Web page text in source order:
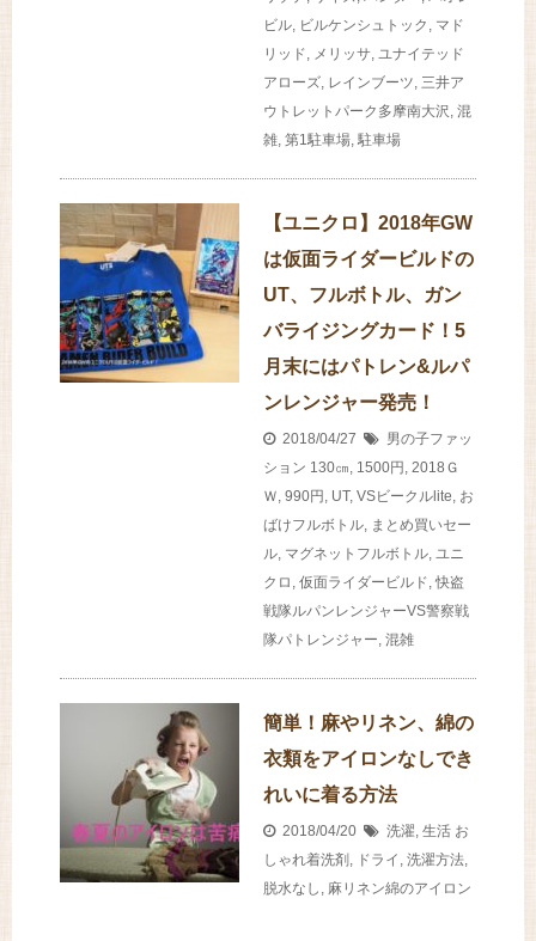
ビル, ビルケンシュトック , マド
リッド, メリッサ, ユナイテッド
アローズ, レインブーツ, 三井ア
ウトレットパーク多摩南大沢, 混
雑, 第1駐車場, 駐車場
【ユニクロ】2018年GW
は仮面ライダービルドの
UT、フルボトル、ガン
バライジングカード！5
月末にはパトレン&ルパ
ンレンジャー発売！
2018/04/27
男の子ファッ
ション 130㎝, 1500円 , 2018Ｇ
Ｗ, 990円 , UT, VSビークルlite, お
ばけフルボトル, まとめ買いセー
ル, マグネットフルボトル, ユニ
クロ , 仮面ライダービルド,快盗
戦隊ルパンレンジャーVS警察戦
隊パトレンジャー, 混雑
簡単！麻やリネン、綿の
衣類をアイロンなしでき
れいに着る方法
2018/04/20 洗濯, 生活 お
しゃれ着洗剤 , ドライ , 洗濯方法,
脱水なし , 麻リネン綿のアイロン